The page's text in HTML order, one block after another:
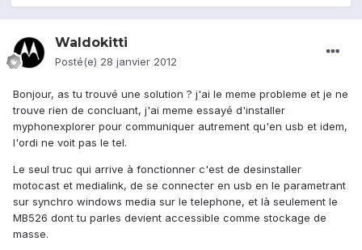
Waldokitti
Posté(e) 28 janvier 2012
Bonjour, as tu trouvé une solution ? j'ai le meme probleme et je ne
trouve rien de concluant, j'ai meme essayé d'installer
myphonexplorer pour communiquer autrement qu'en usb et idem,
l'ordi ne voit pas le tel.
Le seul truc qui arrive à fonctionner c'est de desinstaller
motocast et medialink, de se connecter en usb en le parametrant
sur synchro windows media sur le telephone, et là seulement le
MB526 dont tu parles devient accessible comme stockage de
masse.